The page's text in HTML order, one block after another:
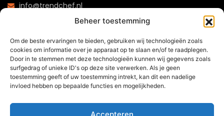
Beheer toestemming
Om de beste ervaringen te bieden, gebruiken wij technologieën zoals
cookies om informatie over je apparaat op te slaan en/of te raadplegen.
Door in te stemmen met deze technologieën kunnen wij gegevens zoals
surfgedrag of unieke ID's op deze site verwerken. Als je geen
toestemming geeft of uw toestemming intrekt, kan dit een nadelige
invloed hebben op bepaalde functies en mogelijkheden.
Accepteren
info@trendchef.nl
WHATSAPP BUSINESS
2024 © Trendchef B.V. - Alle rechten voorbehouden.
Website gemaakt doorArkdesign.nl